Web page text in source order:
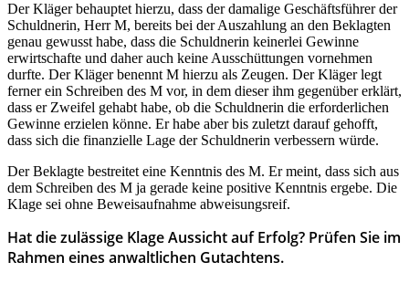
Der Kläger behauptet hierzu, dass der damalige Geschäftsführer der
Schuldnerin, Herr M, bereits bei der Auszahlung an den Beklagten
genau gewusst habe, dass die Schuldnerin keinerlei Gewinne
erwirtschafte und daher auch keine Ausschüttungen vornehmen
durfte. Der Kläger benennt M hierzu als Zeugen. Der Kläger legt
ferner ein Schreiben des M vor, in dem dieser ihm gegenüber erklärt,
dass er Zweifel gehabt habe, ob die Schuldnerin die erforderlichen
Gewinne erzielen könne. Er habe aber bis zuletzt darauf gehofft,
dass sich die finanzielle Lage der Schuldnerin verbessern würde.
Der Beklagte bestreitet eine Kenntnis des M. Er meint, dass sich aus
dem Schreiben des M ja gerade keine positive Kenntnis ergebe. Die
Klage sei ohne Beweisaufnahme abweisungsreif.
Hat die zulässige Klage Aussicht auf Erfolg? Prüfen Sie im
Rahmen eines anwaltlichen Gutachtens.